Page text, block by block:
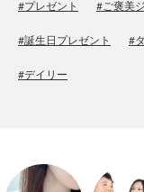
#プレゼント #ご褒美
#誕生日プレゼント #
#デイリー